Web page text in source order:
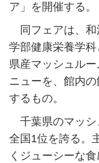
ア」を開催する。
同フェアは、和
学部健康栄養学
県産マッシュル
ニューを、館内
するもの。
千葉県のマッシ
全国1位を誇る。
くジューシーな